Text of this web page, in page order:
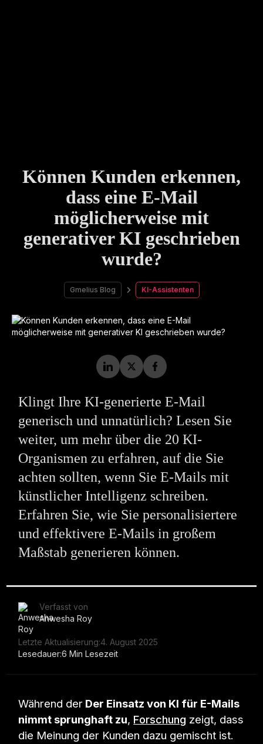
Können Kunden erkennen,
dass eine E-Mail
möglicherweise mit
generativer KI geschrieben
wurde?
Gmelius Blog KI-Assistenten
Klingt Ihre KI-generierte E-Mail
generisch und unnatürlich? Lesen Sie
weiter, um mehr über die 20 KI-
Organismen zu erfahren, auf die Sie
achten sollten, wenn Sie E-Mails mit
künstlicher Intelligenz schreiben.
Erfahren Sie, wie Sie personalisiertere
und effektivere E-Mails in großem
Maßstab generieren können.
Verfasst von
Anwesha Roy
Letzte Aktualisierung:4. August 2025
Lesedauer:6 Min Lesezeit
Während der Der Einsatz von KI für E-Mails
nimmt sprunghaft zu, Forschung zeigt, dass
die Meinung der Kunden dazu gemischt ist.